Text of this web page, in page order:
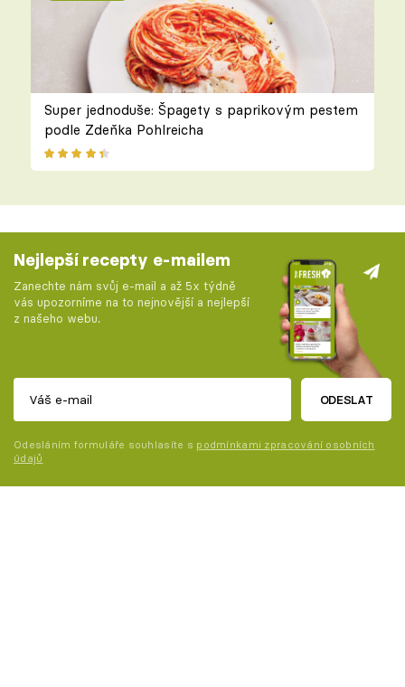
Super jednoduše: Špagety s paprikovým pestem
podle Zdeňka Pohlreicha
Nejlepší recepty e-mailem
Zanechte nám svůj e-mail a až 5x týdně
vás upozorníme na to nejnovější a nejlepší
z našeho webu.
ODESLAT
Odesláním formuláře souhlasíte s podmínkami zpracování osobních
údajů